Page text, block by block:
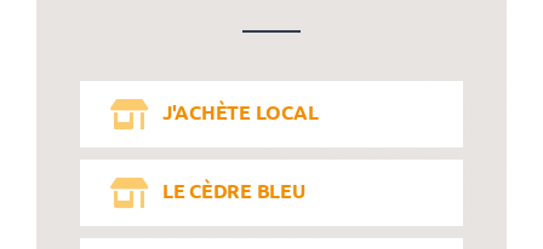
J'ACHÈTE LOCAL
LE CÈDRE BLEU